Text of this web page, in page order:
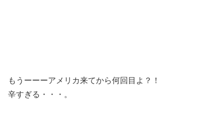
もうーーーアメリカ来てから何回目よ？！
辛すぎる・・・。